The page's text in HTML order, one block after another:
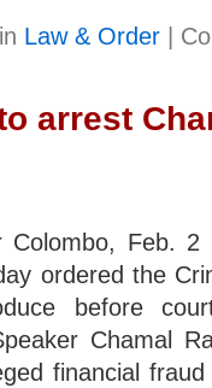
Law & Order|
arrest
Colombo, Feb.
ordered the
before
Chamal
financial